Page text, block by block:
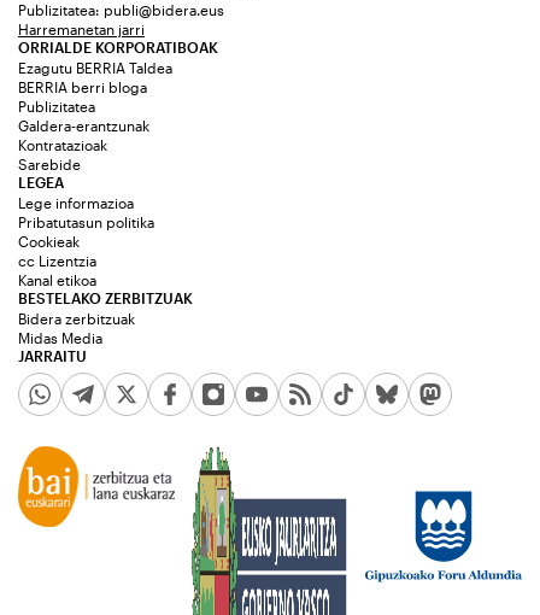
Publizitatea: publi@bidera.eus
Harremanetan jarri
ORRIALDE KORPORATIBOAK
Ezagutu BERRIA Taldea
BERRIA berri bloga
Publizitatea
Galdera-erantzunak
Kontratazioak
Sarebide
JARRAITU
LEGEA
Lege informazioa
Pribatutasun politika
Cookieak
cc Lizentzia
Kanal etikoa
BESTELAKO ZERBITZUAK
Bidera zerbitzuak
Midas Media